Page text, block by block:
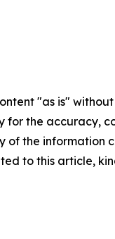
"as is"
the accuracy,
of the information
to this article,